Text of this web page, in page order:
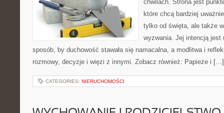
chwilach. Strona jest
które chcą bardziej
tylko od święta, ale także
wyzwania. Jej intencją jest
sposób, by duchowość stawała się namacalna, a modlitwa i
rozmowy, decyzje i więzi z innymi. Zobacz również: Papieże i […]
CATEGORIES: NIERUCHOMOŚCI